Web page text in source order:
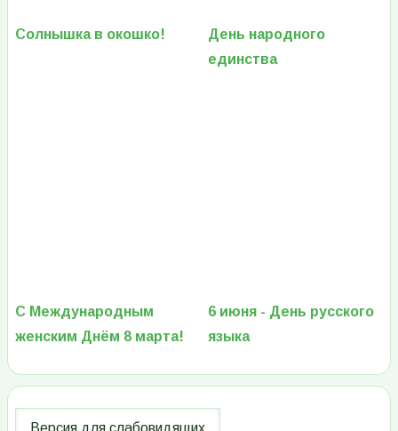
Солнышка в окошко!
День народного
единства
С Международным
женским Днём 8 марта!
6 июня - День русского
языка